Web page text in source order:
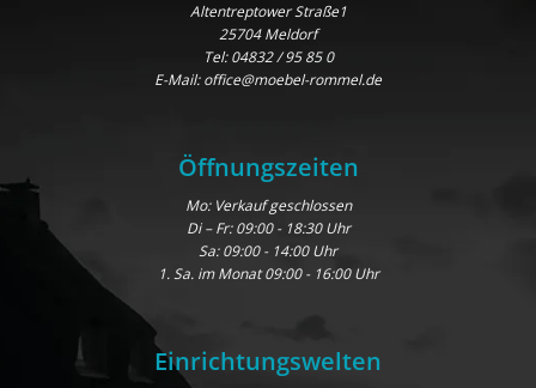
Altentreptower Straße1
25704 Meldorf
Tel:04832 / 95 85 0
E-Mail:office@moebel-rommel.de
Öffnungszeiten
Mo: Verkauf geschlossen
Di – Fr: 09:00 - 18:30 Uhr
Sa: 09:00 - 14:00 Uhr
1. Sa. im Monat 09:00 - 16:00 Uhr
Einrichtungswelten